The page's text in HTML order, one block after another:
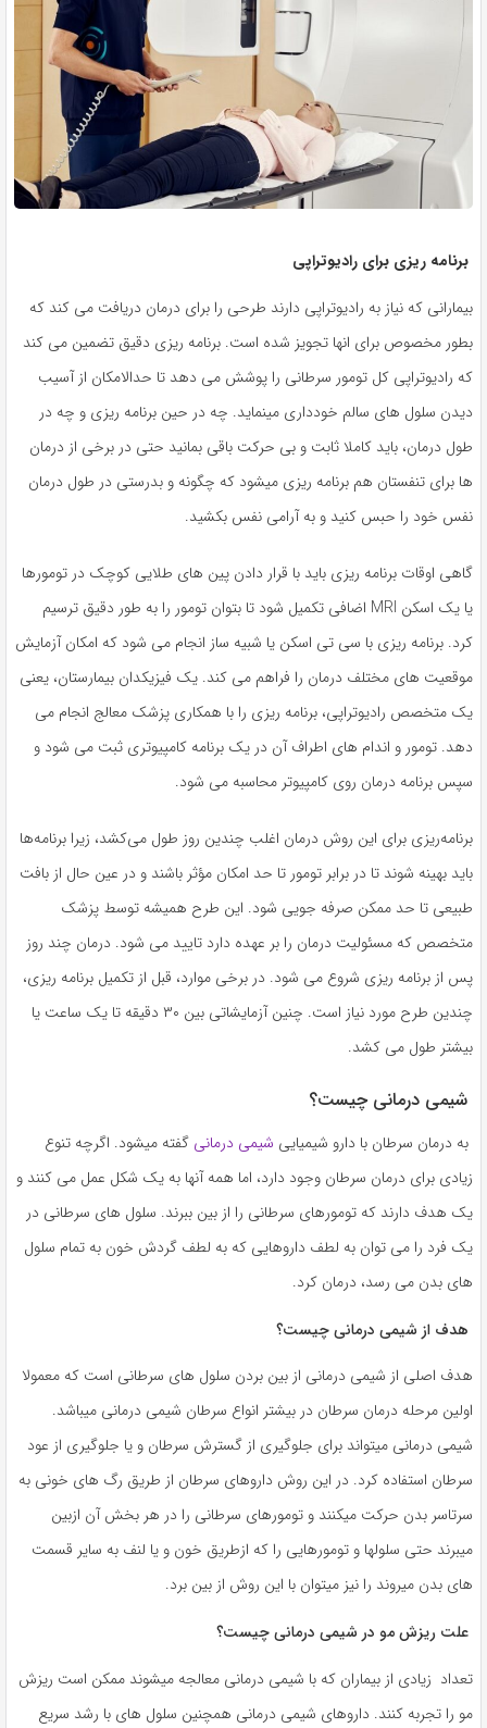
برنامه ریزی برای رادیوتراپی
بیمارانی که نیاز به رادیوتراپی دارند طرحی را برای درمان دریافت می کند که
بطور مخصوص برای انها تجویز شده است. برنامه ریزی دقیق تضمین می کند
که رادیوتراپی کل تومور سرطانی را پوشش می دهد تا حدالامکان از آسیب
دیدن سلول های سالم خودداری مینماید. چه در حین برنامه ریزی و چه در
طول درمان، باید کاملا ثابت و بی حرکت باقی بمانید حتی در برخی از درمان
ها برای تنفستان هم برنامه ریزی میشود که چگونه و بدرستی در طول درمان
نفس خود را حبس کنید و به آرامی نفس بکشید.
گاهی اوقات برنامه ریزی باید با قرار دادن پین های طلایی کوچک در تومورها
یا یک اسکن MRI اضافی تکمیل شود تا بتوان تومور را به طور دقیق ترسیم
کرد. برنامه ریزی با سی تی اسکن یا شبیه ساز انجام می شود که امکان آزمایش
موقعیت های مختلف درمان را فراهم می کند. یک فیزیکدان بیمارستان، یعنی
یک متخصص رادیوتراپی، برنامه ریزی را با همکاری پزشک معالج انجام می
دهد. تومور و اندام های اطراف آن در یک برنامه کامپیوتری ثبت می شود و
سپس برنامه درمان روی کامپیوتر محاسبه می شود.
برنامه‌ریزی برای این روش درمان اغلب چندین روز طول می‌کشد، زیرا برنامه‌ها
باید بهینه شوند تا در برابر تومور تا حد امکان مؤثر باشند و در عین حال از بافت
طبیعی تا حد ممکن صرفه جویی شود. این طرح همیشه توسط پزشک
متخصص که مسئولیت درمان را بر عهده دارد تایید می شود. درمان چند روز
پس از برنامه ریزی شروع می شود. در برخی موارد، قبل از تکمیل برنامه ریزی،
چندین طرح مورد نیاز است. چنین آزمایشاتی بین ۳۰ دقیقه تا یک ساعت یا
بیشتر طول می کشد.
شیمی درمانی چیست؟
به درمان سرطان با دارو شیمیایی شیمی درمانی گفته میشود. اگرچه تنوع
زیادی برای درمان سرطان وجود دارد، اما همه آنها به یک شکل عمل می کنند و
یک هدف دارند که تومورهای سرطانی را از بین ببرند. سلول های سرطانی در
یک فرد را می توان به لطف داروهایی که به لطف گردش خون به تمام سلول
های بدن می رسد، درمان کرد.
هدف از شیمی درمانی چیست؟
هدف اصلی از شیمی درمانی از بین بردن سلول های سرطانی است که معمولا
اولین مرحله درمان سرطان در بیشتر انواع سرطان شیمی درمانی میباشد.
شیمی درمانی میتواند برای جلوگیری از گسترش سرطان و یا جلوگیری از عود
سرطان استفاده کرد. در این روش داروهای سرطان از طریق رگ های خونی به
سرتاسر بدن حرکت میکنند و تومورهای سرطانی را در هر بخش آن ازبین
میبرند حتی سلولها و تومورهایی را که ازطریق خون و یا لنف به سایر قسمت
های بدن میروند را نیز میتوان با این روش از بین برد.
علت ریزش مو در شیمی درمانی چیست؟
تعداد زیادی از بیماران که با شیمی درمانی معالجه میشوند ممکن است ریزش
مو را تجربه کنند. داروهای شیمی درمانی همچنین سلول های با رشد سریع